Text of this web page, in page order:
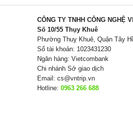
CÔNG TY TNHH CÔNG NGHỆ
Số 10/55 Thụy Khuê
Phường Thuỵ Khuê, Quận Tây
Số tài khoản: 1023431230
Ngân hàng: Vietcombank
Chi nhánh Sở giao dịch
Email: cs@vntrip.vn
Hotline: 0963 266 688